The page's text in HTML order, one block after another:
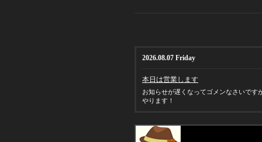
2026.08.07 Friday
本日は営業します
お知らせが遅くなってゴメンなさいです
やります！